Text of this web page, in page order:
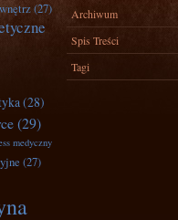
(27)
(28)
(29)
medyczny
(27)
Archiwum
Spis Treści
Tagi